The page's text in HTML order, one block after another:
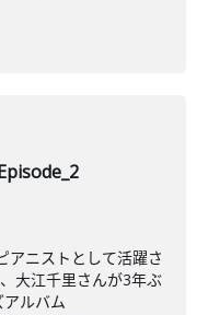
アニストとして活躍さ
大江千里さんが3年ぶ
アルバム